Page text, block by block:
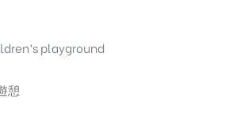
playground
憩